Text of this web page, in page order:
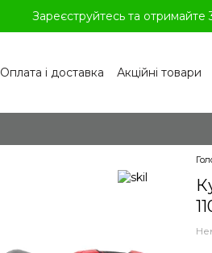
Зареєструйтесь та отримайте
Оплата і доставка Акційні товари